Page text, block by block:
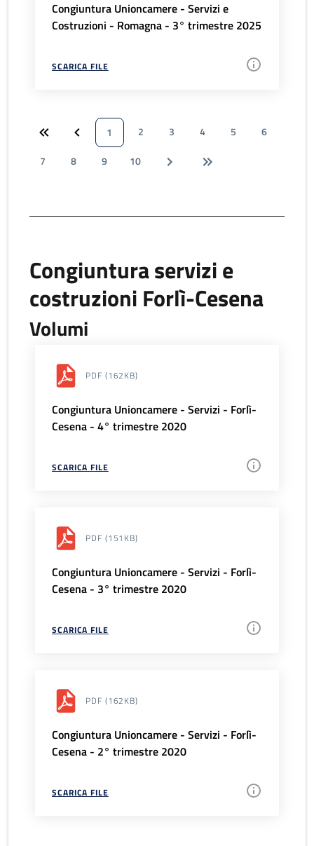
Congiuntura Unioncamere - Servizi e
Costruzioni - Romagna - 3° trimestre 2025
SCARICA FILE
1 2 3 4 5
6
7
8 9 10
Congiuntura servizi e
costruzioni Forlì-Cesena
Volumi
PDF (162KB)
Congiuntura Unioncamere - Servizi - Forlì-
Cesena - 4° trimestre 2020
SCARICA FILE
PDF (151KB)
Congiuntura Unioncamere - Servizi - Forlì-
Cesena - 3° trimestre 2020
SCARICA FILE
PDF (162KB)
Congiuntura Unioncamere - Servizi - Forlì-
Cesena - 2° trimestre 2020
SCARICA FILE